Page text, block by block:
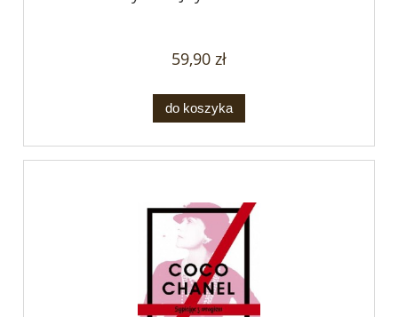
59,90 zł
do koszyka